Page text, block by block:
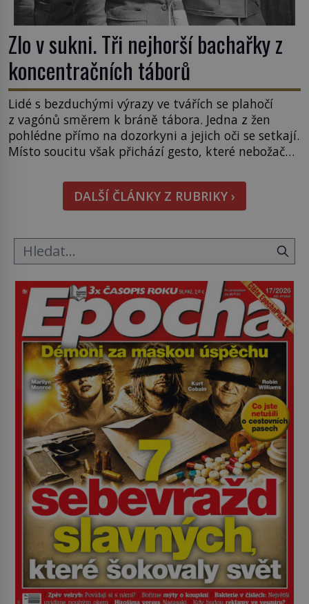
Zlo v sukni. Tři nejhorší bachařky z
koncentračních táborů
Lidé s bezduchými výrazy ve tvářích se plahočí
z vagónů směrem k bráně tábora. Jedna z žen
pohlédne přímo na dozorkyni a jejich oči se setkají.
Místo soucitu však přichází gesto, které nebožačku
Rudolf Höss (1901–1947), Josef Mengele (1911–
1979) či Heinrich Himmler (1900–1945) zná každý,
o koho se historie jen otřela. Jenže […]
DALŠÍ ČLÁNKY Z RUBRIKY ›